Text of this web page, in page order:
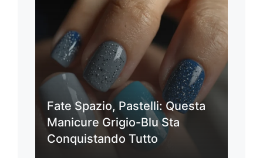
Fate Spazio, Pastelli: Questa
Manicure Grigio-Blu Sta
Conquistando Tutto